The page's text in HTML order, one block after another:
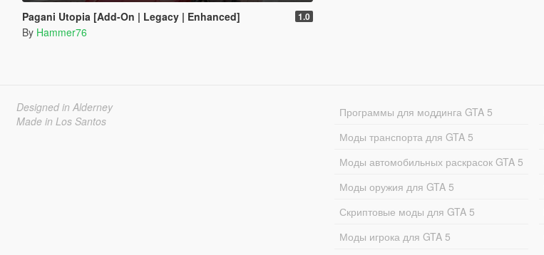
Pagani Utopia [Add-On | Legacy | Enhanced] 1.0
By Hammer76
Designed in Alderney
Made in Los Santos
Программы для моддинга GTA 5
Моды транспорта для GTA 5
Моды автомобильных раскрасок GTA 5
Моды оружия для GTA 5
Скриптовые моды для GTA 5
Моды игрока для GTA 5